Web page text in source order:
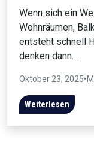
Wenn sich ein
Wohnräumen,
entsteht schnell
denken dann…
Oktober 23, 2025•
Weiterlesen